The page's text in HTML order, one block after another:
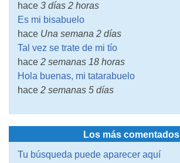
hace 3 días 2 horas
Es mi bisabuelo
hace Una semana 2 días
Tal vez se trate de mi tío
hace 2 semanas 18 horas
Hola buenas, mi tatarabuelo
hace 2 semanas 5 días
Los más comentados
Tu búsqueda puede aparecer aquí